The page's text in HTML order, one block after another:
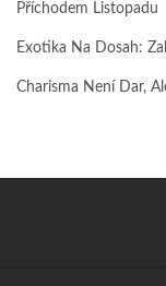
Příchodem Listopadu
Exotika Na Dosah:
Charisma Není Dar,